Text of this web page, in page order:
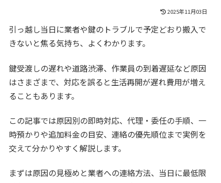
2025年11月03日
引っ越し当日に業者や鍵のトラブルで予定どおり搬入で
きないと焦る気持ち、よくわかります。
鍵受渡しの遅れや道路渋滞、作業員の到着遅延など原因
はさまざまで、対応を誤ると生活再開が遅れ費用が増え
ることもあります。
この記事では原因別の即時対応、代理・委任の手順、一
時預かりや追加料金の目安、連絡の優先順位まで実例を
交えて分かりやすく解説します。
まずは原因の見極めと業者への連絡方法、当日に最低限